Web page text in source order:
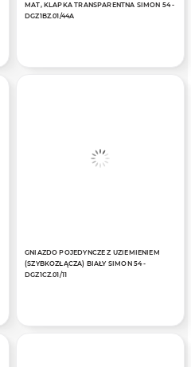
MAT, KLAPKA TRANSPARENTNA SIMON 54 -
DGZ1BZ.01/44A
GNIAZDO POJEDYNCZE Z UZIEMIENIEM
(SZYBKOZŁĄCZA) BIAŁY SIMON 54 -
DGZ1CZ.01/11